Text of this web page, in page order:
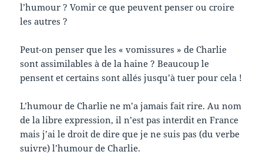
l’humour ? Vomir ce que peuvent penser ou croire
les autres ?
Peut-on penser que les « vomissures » de Charlie
sont assimilables à de la haine ? Beaucoup le
pensent et certains sont allés jusqu’à tuer pour cela !
L’humour de Charlie ne m’a jamais fait rire. Au nom
de la libre expression, il n’est pas interdit en France
mais j’ai le droit de dire que je ne suis pas (du verbe
suivre) l’humour de Charlie.